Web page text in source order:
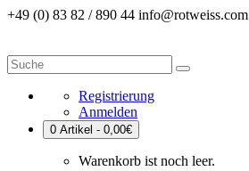
+49 (0) 83 82 / 890 44 info@rotweiss.com
Registrierung
Anmelden
0 Artikel - 0,00€
Warenkorb ist noch leer.